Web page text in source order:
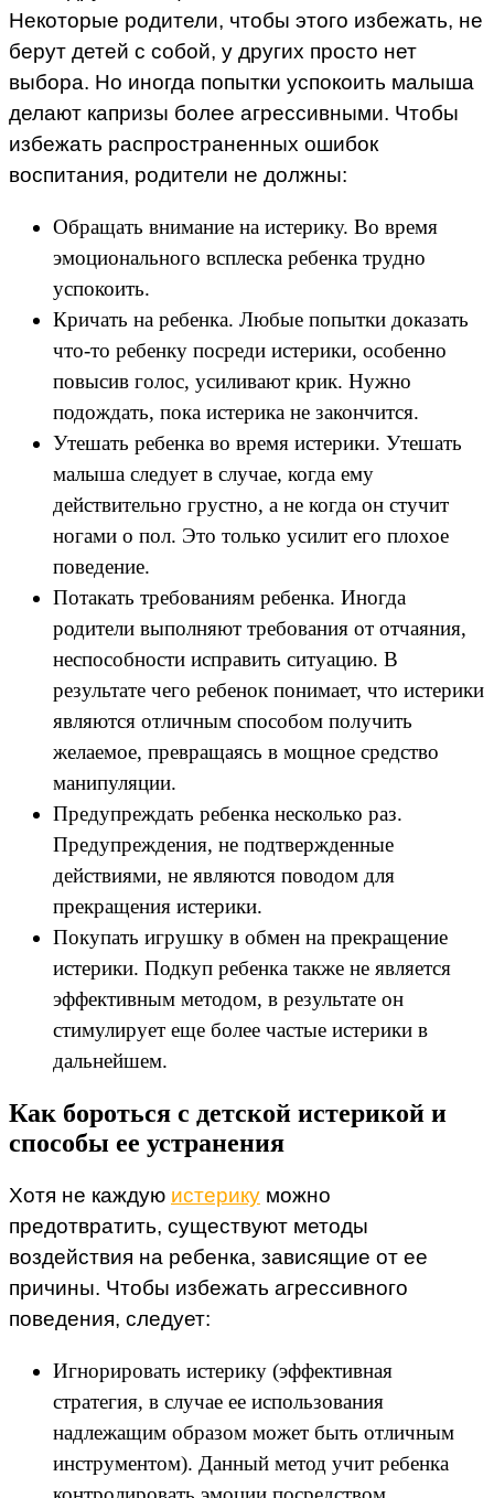
Некоторые родители, чтобы этого избежать, не
берут детей с собой, у других просто нет
выбора. Но иногда попытки успокоить малыша
делают капризы более агрессивными. Чтобы
избежать распространенных ошибок
воспитания, родители не должны:
Обращать внимание на истерику. Во время
эмоционального всплеска ребенка трудно
успокоить.
Кричать на ребенка. Любые попытки доказать
что-то ребенку посреди истерики, особенно
повысив голос, усиливают крик. Нужно
подождать, пока истерика не закончится.
Утешать ребенка во время истерики. Утешать
малыша следует в случае, когда ему
действительно грустно, а не когда он стучит
ногами о пол. Это только усилит его плохое
поведение.
Потакать требованиям ребенка. Иногда
родители выполняют требования от отчаяния,
неспособности исправить ситуацию. В
результате чего ребенок понимает, что истерики
являются отличным способом получить
желаемое, превращаясь в мощное средство
манипуляции.
Предупреждать ребенка несколько раз.
Предупреждения, не подтвержденные
действиями, не являются поводом для
прекращения истерики.
Покупать игрушку в обмен на прекращение
истерики. Подкуп ребенка также не является
эффективным методом, в результате он
стимулирует еще более частые истерики в
дальнейшем.
Как бороться с детской истерикой и
способы ее устранения
Хотя не каждую истерику можно
предотвратить, существуют методы
воздействия на ребенка, зависящие от ее
причины. Чтобы избежать агрессивного
поведения, следует:
Игнорировать истерику (эффективная
стратегия, в случае ее использования
надлежащим образом может быть отличным
инструментом). Данный метод учит ребенка